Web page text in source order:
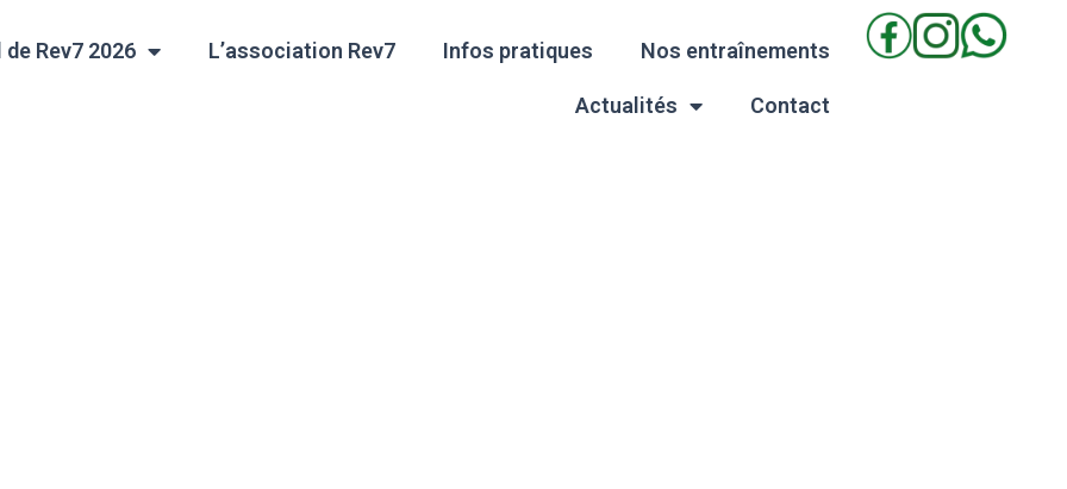
Rev7 2026 L’association Rev7 Infos pratiques Nos entraînements
Actualités Contact